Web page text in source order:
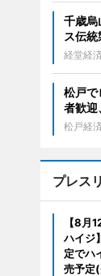
千歳
ス伝
経堂経
松戸
者歓迎
松戸経
プレス
【8月
ハイジ
定でハ
売予定